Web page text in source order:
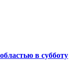
в субботу